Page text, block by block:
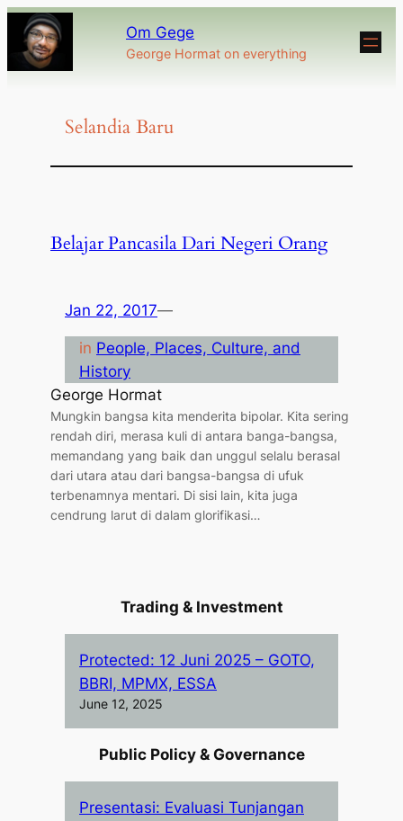
Om Gege
George Hormat on everything
Selandia Baru
Belajar Pancasila Dari Negeri Orang
Jan 22, 2017—
in People, Places, Culture, and
History
George Hormat
Mungkin bangsa kita menderita bipolar. Kita sering
rendah diri, merasa kuli di antara banga-bangsa,
memandang yang baik dan unggul selalu berasal
dari utara atau dari bangsa-bangsa di ufuk
terbenamnya mentari. Di sisi lain, kita juga
cendrung larut di dalam glorifikasi…
Trading & Investment
Protected: 12 Juni 2025 – GOTO,
BBRI, MPMX, ESSA
June 12, 2025
Public Policy & Governance
Presentasi: Evaluasi Tunjangan